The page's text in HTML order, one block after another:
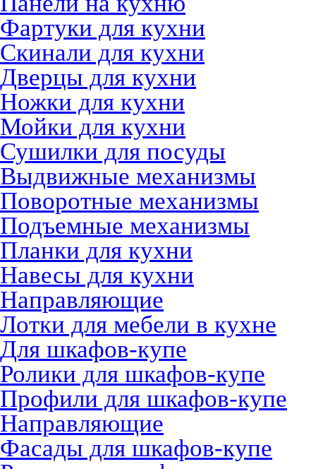
Фартуки для кухни
Скинали для кухни
Дверцы для кухни
Ножки для кухни
Мойки для кухни
Сушилки для посуды
Выдвижные механизмы
Поворотные механизмы
Подъемные механизмы
Планки для кухни
Навесы для кухни
Направляющие
Лотки для мебели в кухне
Для шкафов-купе
Ролики для шкафов-купе
Профили для шкафов-купе
Направляющие
Фасады для шкафов-купе